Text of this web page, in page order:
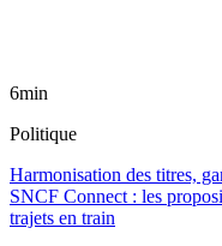
6min
Politique
Harmonisation des titres,
SNCF Connect : les
trajets en train